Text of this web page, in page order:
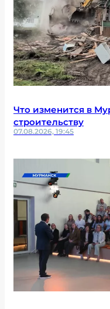
Что изменится в
строительству
07.08.2026, 19:45